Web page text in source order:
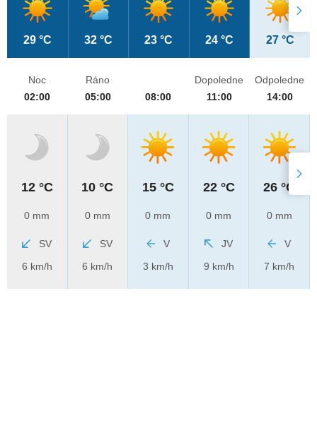
29 °C 32 °C 23 °C 24 °C 27 °C
Noc
02:00
12 °C
0 mm
SV
6 km/h
Ráno
05:00
10 °C
0 mm
SV
6 km/h
08:00
15 °C
0 mm
V
3 km/h
Dopoledne
11:00
22 °C
0 mm
JV
9 km/h
Odpoledne
14:00
26 °C
0 mm
V
7 km/h